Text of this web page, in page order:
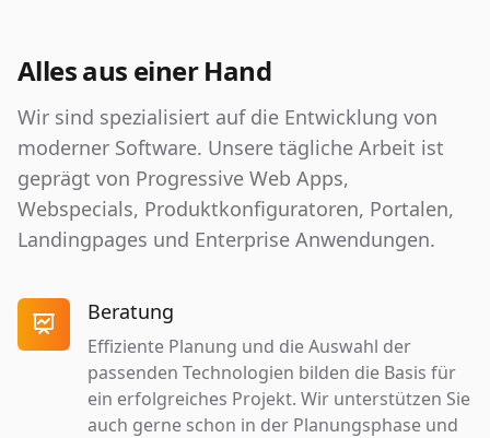
Alles aus einer Hand
Wir sind spezialisiert auf die Entwicklung von
moderner Software. Unsere tägliche Arbeit ist
geprägt von Progressive Web Apps,
Webspecials, Produktkonfiguratoren, Portalen,
Landingpages und Enterprise Anwendungen.
 Beratung
Effiziente Planung und die Auswahl der
passenden Technologien bilden die Basis für
ein erfolgreiches Projekt. Wir unterstützen Sie
auch gerne schon in der Planungsphase und